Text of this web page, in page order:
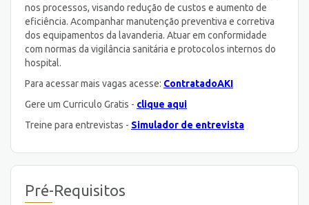
nos processos, visando redução de custos e aumento de
eficiência. Acompanhar manutenção preventiva e corretiva
dos equipamentos da lavanderia. Atuar em conformidade
com normas da vigilância sanitária e protocolos internos do
hospital.
Para acessar mais vagas acesse: ContratadoAKI
Gere um Curriculo Gratis - clique aqui
Treine para entrevistas - Simulador de entrevista
Pré-Requisitos